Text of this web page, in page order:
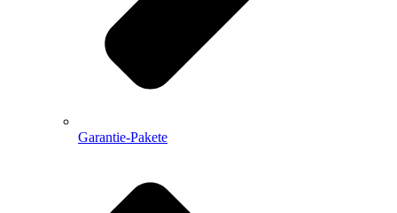
Garantie-Pakete